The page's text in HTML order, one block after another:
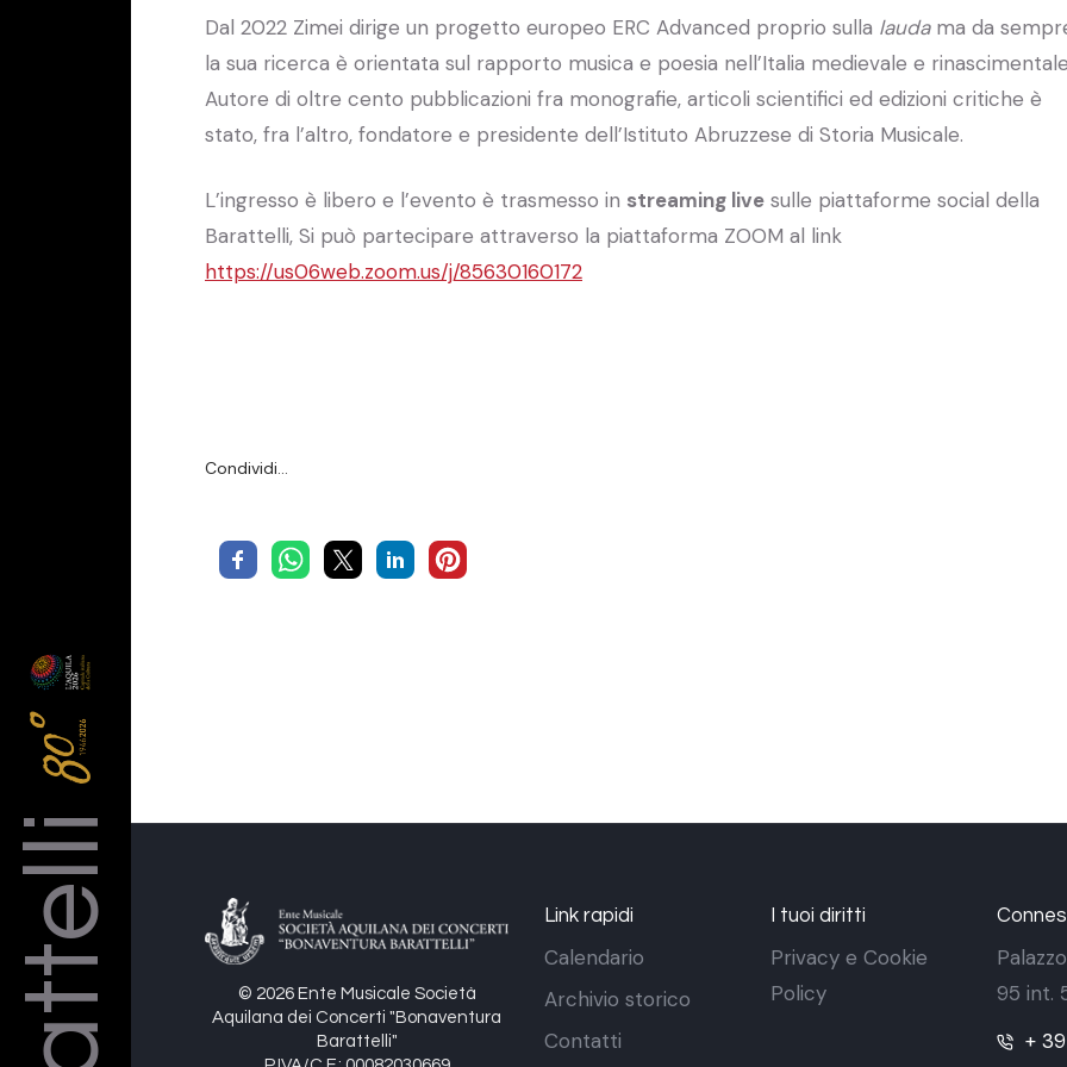
Dal 2022 Zimei dirige un progetto europeo ERC Advanced proprio sulla laudama da
la sua ricerca è orientata sul rapporto musica e poesia nell’Italia medievale e
Autore di oltre cento pubblicazioni fra monografie, articoli scientifici ed edizioni critiche è
stato, fra l’altro, fondatore e presidente dell’Istituto Abruzzese di Storia Musicale.
L’ingresso è libero e l’evento è trasmesso in streaming live sulle piattaforme social della
Barattelli, Si può partecipare attraverso la piattaforma ZOOM al link
https://us06web.zoom.us/j/85630160172
Condividi…
© 2026 Ente Musicale Società
Aquilana dei Concerti "Bonaventura
Barattelli"
Link rapidi
Calendario
Archivio storico
Contatti
I tuoi diritti
Privacy e Cookie
Policy
95 int.
+